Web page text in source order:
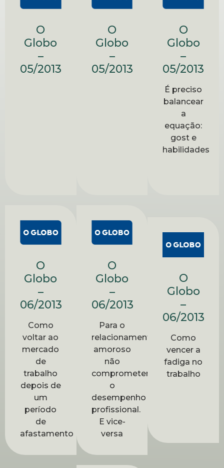
O
Globo
–
05/2013
O
Globo
–
05/2013
O
Globo
–
05/2013
É preciso
balancear
a
equação:
gost e
habilidades
O
Globo
–
06/2013
Como
voltar ao
mercado
de
trabalho
depois de
um
período
de
afastamento
O
Globo
–
06/2013
Para o
relacionamento
amoroso
não
comprometer
o
desempenho
profissional.
E vice-
versa
O
Globo
–
06/2013
Como
vencer a
fadiga no
trabalho